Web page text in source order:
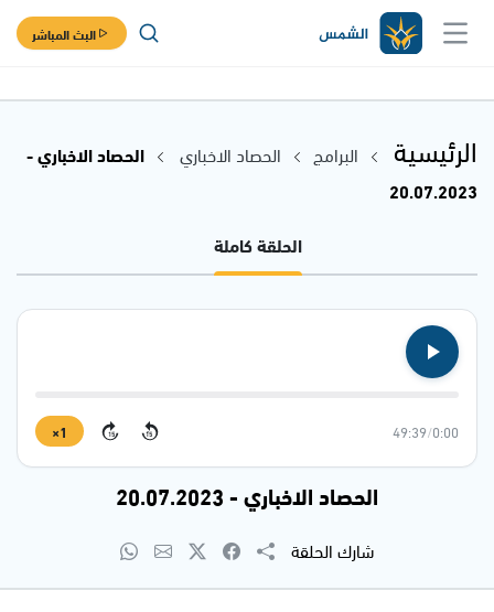
البث المباشر
الرئيسية البرامج الحصاد الاخباري
الحصاد الاخباري -
20.07.2023
الحلقة كاملة
0:00
/
49:39
15
15
1×
الحصاد الاخباري - 20.07.2023
شارك الحلقة